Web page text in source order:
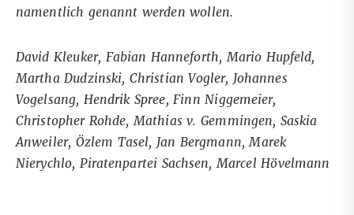
namentlich genannt werden wollen.
David Kleuker, Fabian Hanneforth, Mario Hupfeld,
Martha Dudzinski, Christian Vogler, Johannes
Vogelsang, Hendrik Spree, Finn Niggemeier,
Christopher Rohde, Mathias v. Gemmingen, Saskia
Anweiler, Özlem Tasel, Jan Bergmann, Marek
Nierychlo, Piratenpartei Sachsen, Marcel Hövelmann